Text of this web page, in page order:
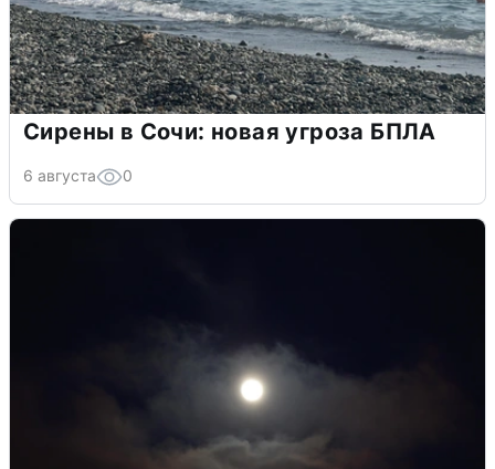
Сирены в Сочи: новая угроза БПЛА
6 августа 0